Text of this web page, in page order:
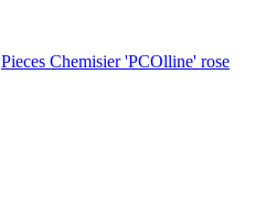
Pieces Chemisier 'PCOlline' rose